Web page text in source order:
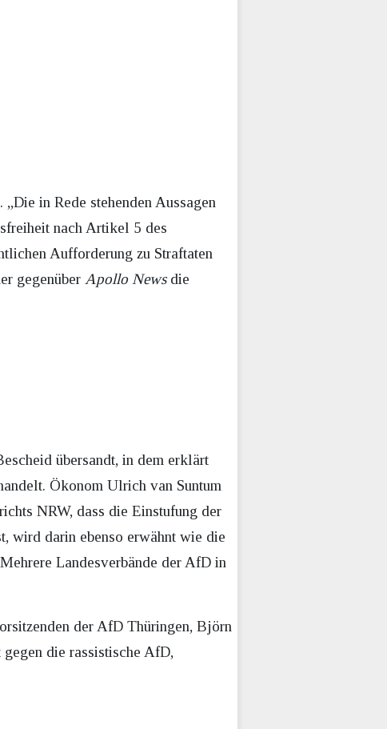
in Rede stehenden Aussagen
nach Artikel 5 des
Aufforderung zu Straftaten
gegenüber Apollo Newsdie
übersandt, in dem erklärt
Ökonom Ulrich van Suntum
NRW, dass die Einstufung der
wird darin ebenso erwähnt wie die
Landesverbände der AfD in
der AfD Thüringen, Björn
die rassistische AfD,